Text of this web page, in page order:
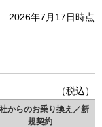
2026年7月17日時点
（税込）
からのお乗り換え／新
規契約